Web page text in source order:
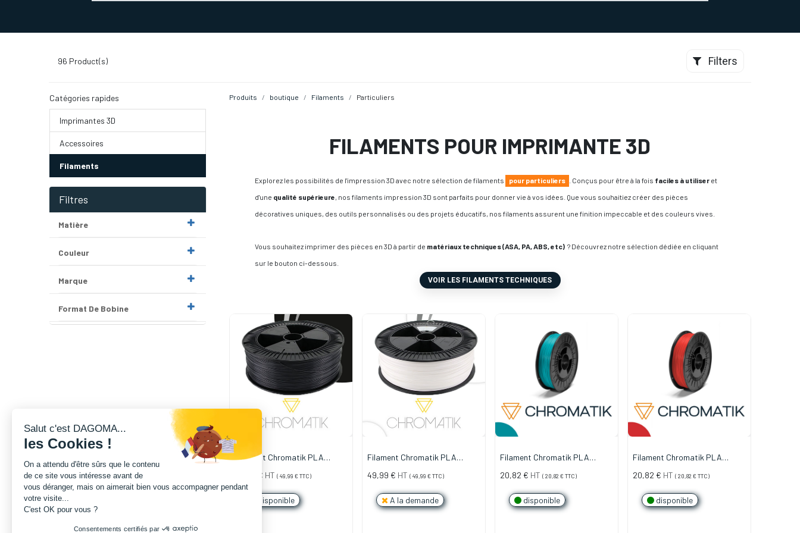
96 Product(s) Filters
Catégories rapides
Imprimantes 3D
Accessoires
Filaments
Filtres
Matière
Couleur
Marque
Format De Bobine
Produits boutique Filaments Particuliers
FILAMENTS POUR IMPRIMANTE 3D
Explorez les possibilités de l'impression 3D avec notre sélection de filaments pour particuliers . Conçus pour être à la fois faciles à utiliser et
d'une qualité supérieure , nos filaments impression 3D sont parfaits pour donner vie à vos idées. Que vous souhaitiez créer des pièces
décoratives uniques, des outils personnalisés ou des projets éducatifs, nos filaments assurent une finition impeccable et des couleurs vives.
Vous souhaitez imprimer des pièces en 3D à partir de matériaux techniques (ASA, PA, ABS, etc) ? Découvrez notre sélection dédiée en cliquant
sur le bouton ci-dessous.
VOIR LES FILAMENTS TECHNIQUES
Filament Chromatik PLA
€ HT ( 49,99 € TTC)
disponible
Filament Chromatik PLA
49,99 € HT ( 49,99 € TTC)
A la demande
Filament Chromatik PLA
20,82 € HT ( 20,82 € TTC)
disponible
Filament Chromatik PLA
20,82 € HT ( 20,82 € TTC)
disponible
Salut c'est DAGOMA...
les Cookies !
On a attendu d'être sûrs que le contenu
de ce site vous intéresse avant de
vous déranger, mais on aimerait bien vous accompagner pendant
votre visite...
C'est OK pour vous ?
Consentements certifiés par